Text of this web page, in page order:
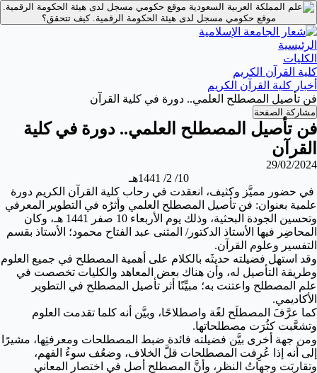
موقع حكومي مسجل لدى هيئة الحكومة الرقمية.
موقع حكومي مسجل لدى هيئة الحكومة الرقمية.كيف تتحقق؟
الرئيسية
الكليات
كلية القرآن الكريم
أخبار كلية القرآن الكريم
فن تأصيل المصطلح العلمي.. دورة في كلية القرآن
مشاركة الصفحة
فن تأصيل المصطلح العلمي.. دورة في كلية
القرآن
29/02/2024
10/ 2/ 1441هـ
في حضور مميَّز وكثيف، انعقدت في رحاب كلية القرآن الكريم دورة
علمية بعنوان: فن تأصيل المصطلح العلمي وأثرُه في التطوير المعرفي
وتحسين الجودة البحثية، وذلك يوم الأربعاء 10 صفر 1441 هـ، وكان
المحاضِر فيها الأستاذ الدكتور/ المثنى عبد الفتاح محمود؛ الأستاذ بقسم
التفسير وعلوم القرآن.
وقد استهل فضيلته حديثَه بالكلام على أهمية المصطلح في جميع العلوم
وطريقة التأصيل له، وأن هناك بعض المعاهد والكليات تخصصت في
علم المصطلح واعتنت به؛ مبيِّنًا أثر تأصيل المصطلح في التطوير
الأكاديمي.
كما عرَّفَ المصطلَح لغًة واصطلاحًا، وبيَّن أنه كلما تقدمت العلوم
وتشعَّبت كثُرَت مصطلحاتها.
ومن جهة أخرى بيَّن فضيلته فائدة ضبط المصطلحات ومعرفتِها، مشيرًا
إلى أنه إذا عُرِفت المصطلحات قلَّ الخلاف، وضعُف سوءُ الفهم،
وتقاربَت وجهاتُ النظر، وأنَّ المصطلح أصل في اختصار المعاني